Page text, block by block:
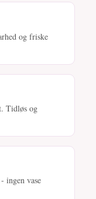
og friske
Tidløs og
ingen vase